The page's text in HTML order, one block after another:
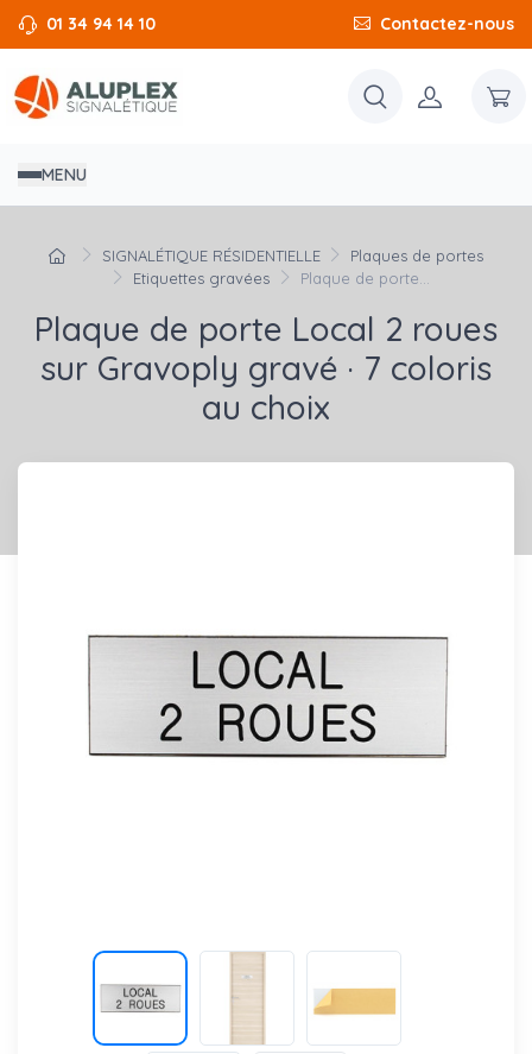
01 34 94 14 10 Contactez-nous
MENU
SIGNALÉTIQUE RÉSIDENTIELLE
Plaques de portes
Etiquettes gravées
Plaque de porte...
Plaque de porte Local 2 roues
sur Gravoply gravé · 7 coloris
au choix